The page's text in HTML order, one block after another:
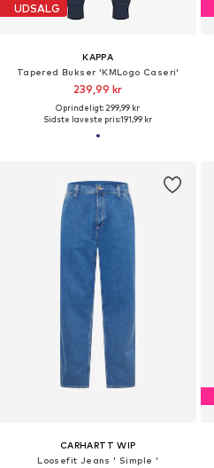
UDSALG
KAPPA
Tapered Bukser 'KMLogo Caseri'
239,99 kr
Oprindeligt: 299,99 kr
Sidste laveste pris:191,99 kr
CARHARTT WIP
Loosefit Jeans ' Simple '